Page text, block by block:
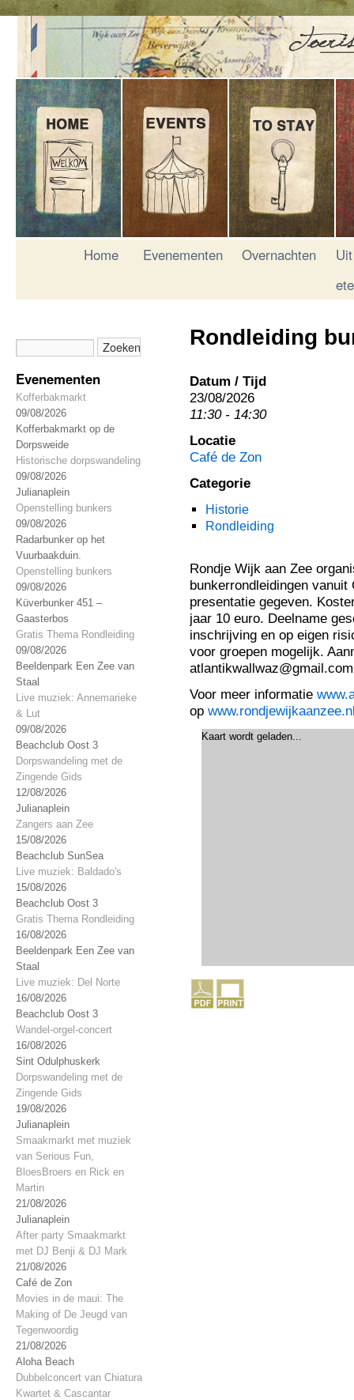
Home Evenementen Overnachten
Uit
Evenementen
Kofferbakmarkt
09/08/2026
Kofferbakmarkt op de
Dorpsweide
Historische dorpswandeling
09/08/2026
Julianaplein
Openstelling bunkers
09/08/2026
Radarbunker op het
Vuurbaakduin.
Openstelling bunkers
09/08/2026
Küverbunker 451 –
Gaasterbos
Gratis Thema Rondleiding
09/08/2026
Beeldenpark Een Zee van
Staal
Live muziek: Annemarieke
& Lut
09/08/2026
Beachclub Oost 3
Dorpswandeling met de
Zingende Gids
12/08/2026
Julianaplein
Zangers aan Zee
15/08/2026
Beachclub SunSea
Live muziek: Baldado's
15/08/2026
Beachclub Oost 3
Gratis Thema Rondleiding
16/08/2026
Beeldenpark Een Zee van
Staal
Live muziek: Del Norte
16/08/2026
Beachclub Oost 3
Wandel-orgel-concert
16/08/2026
Sint Odulphuskerk
Dorpswandeling met de
Zingende Gids
19/08/2026
Julianaplein
Smaakmarkt met muziek
van Serious Fun,
BloesBroers en Rick en
Martin
21/08/2026
Julianaplein
After party Smaakmarkt
met DJ Benji & DJ Mark
21/08/2026
Café de Zon
Movies in de maui: The
Making of De Jeugd van
Tegenwoordig
21/08/2026
Aloha Beach
Dubbelconcert van Chiatura
Kwartet & Cascantar
Rondleiding
Datum / Tijd
23/08/2026
11:30 - 14:30
Locatie
Café de Zon
Categorie
Historie
Rondleiding
Rondje Wijk aan Zee
bunkerrondleidingen
presentatie gegeven.
jaar 10 euro. Deelname
inschrijving en op eigen
voor groepen mogelijk.
atlantikwallwaz@gmail.com
Voor meer informatie
op
Kaart wordt geladen...